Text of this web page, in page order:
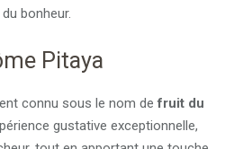
bonheur.
Pitaya
connu sous le nom defruit du
gustative exceptionnelle,